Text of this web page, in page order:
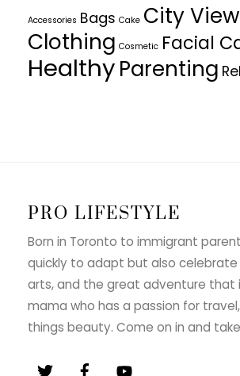
Accessories Bags Cake City
Clothing Cosmetic Facial
HealthyParenting
PRO LIFESTYLE
Born in Toronto to immigrant
quickly to adapt but also celebrate
arts, and the great adventure that
mama who has a passion for
things beauty. Come on in and